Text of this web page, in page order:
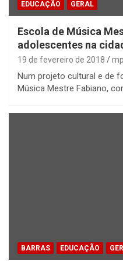
EDUCAÇÃO GERAL
Escola de Música
adolescentes na
19 de fevereiro de 2018
Num projeto cultural e de
Música Mestre Fabiano,
BARRAS EDUCAÇÃO